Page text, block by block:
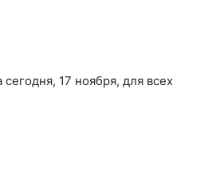
сегодня, 17 ноября, для всех